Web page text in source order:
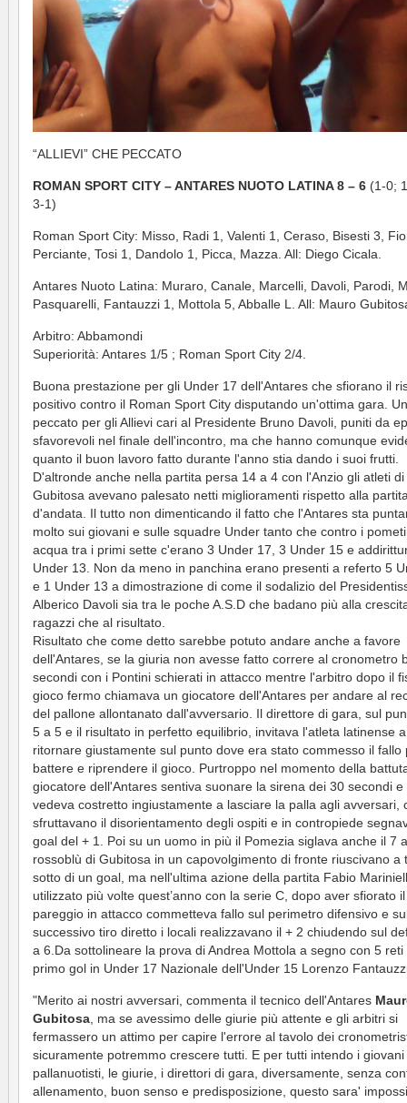
“ALLIEVI” CHE PECCATO
ROMAN SPORT CITY – ANTARES NUOTO LATINA 8 – 6 (1-0;
3-1)
Roman Sport City: Misso, Radi 1, Valenti 1, Ceraso, Bisesti 3,
Perciante, Tosi 1, Dandolo 1, Picca, Mazza. All: Diego Cicala.
Antares Nuoto Latina: Muraro, Canale, Marcelli, Davoli, Parodi,
Pasquarelli, Fantauzzi 1, Mottola 5, Abballe L. All: Mauro
Arbitro: Abbamondi
Superiorità: Antares 1/5 ; Roman Sport City 2/4.
Buona prestazione per gli Under 17 dell'Antares che sfiorano il
positivo contro il Roman Sport City disputando un'ottima gara.
peccato per gli Allievi cari al Presidente Bruno Davoli, puniti da
sfavorevoli nel finale dell'incontro, ma che hanno comunque
quanto il buon lavoro fatto durante l'anno stia dando i suoi frutti.
D'altronde anche nella partita persa 14 a 4 con l'Anzio gli atleti
Gubitosa avevano palesato netti miglioramenti rispetto alla
d'andata. Il tutto non dimenticando il fatto che l'Antares sta
molto sui giovani e sulle squadre Under tanto che contro i
acqua tra i primi sette c'erano 3 Under 17, 3 Under 15 e
Under 13. Non da meno in panchina erano presenti a referto 5
e 1 Under 13 a dimostrazione di come il sodalizio del
Alberico Davoli sia tra le poche A.S.D che badano più alla
ragazzi che al risultato.
Risultato che come detto sarebbe potuto andare anche a favore
dell'Antares, se la giuria non avesse fatto correre al cronometro
secondi con i Pontini schierati in attacco mentre l'arbitro dopo il
gioco fermo chiamava un giocatore dell'Antares per andare al
del pallone allontanato dall'avversario. Il direttore di gara, sul
5 a 5 e il risultato in perfetto equilibrio, invitava l'atleta latinense a
ritornare giustamente sul punto dove era stato commesso il fallo
battere e riprendere il gioco. Purtroppo nel momento della
giocatore dell'Antares sentiva suonare la sirena dei 30 secondi e
vedeva costretto ingiustamente a lasciare la palla agli avversari,
sfruttavano il disorientamento degli ospiti e in contropiede
goal del + 1. Poi su un uomo in più il Pomezia siglava anche il 7
rossoblù di Gubitosa in un capovolgimento di fronte riuscivano a
sotto di un goal, ma nell'ultima azione della partita Fabio
utilizzato più volte quest’anno con la serie C, dopo aver sfiorato il
pareggio in attacco commetteva fallo sul perimetro difensivo e
successivo tiro diretto i locali realizzavano il + 2 chiudendo sul
a 6.Da sottolineare la prova di Andrea Mottola a segno con 5 reti
primo gol in Under 17 Nazionale dell'Under 15 Lorenzo
"Merito ai nostri avversari, commenta il tecnico dell'Antares
Gubitosa, ma se avessimo delle giurie più attente e gli arbitri si
fermassero un attimo per capire l'errore al tavolo dei
sicuramente potremmo crescere tutti. E per tutti intendo i giovani
pallanuotisti, le giurie, i direttori di gara, diversamente, senza
allenamento, buon senso e predisposizione, questo sara'